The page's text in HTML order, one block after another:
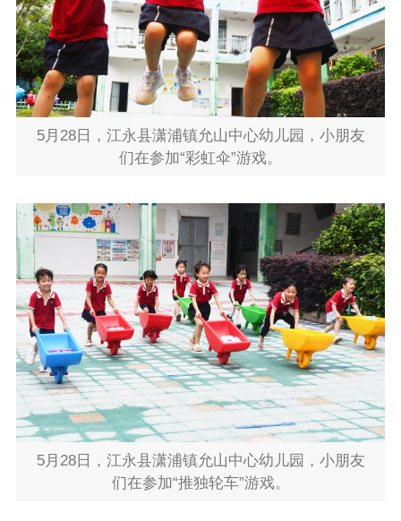
5月28日，江永县潇浦镇允山中心幼儿园，小朋友
们在参加“彩虹伞”游戏。
5月28日，江永县潇浦镇允山中心幼儿园，小朋友
们在参加“推独轮车”游戏。